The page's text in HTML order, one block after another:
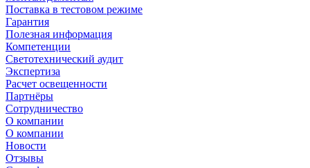
Поставка в тестовом режиме
Гарантия
Полезная информация
Компетенции
Светотехнический аудит
Экспертиза
Расчет освещенности
Партнёры
Cотрудничество
О компании
О компании
Новости
Отзывы